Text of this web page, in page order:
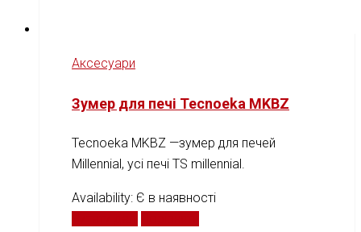
Аксесуари
Зумер для печі Tecnoeka MKBZ
Tecnoeka MKBZ —зумер для печей
Millennial, усі печі TS millennial.
Availability: Є в наявності